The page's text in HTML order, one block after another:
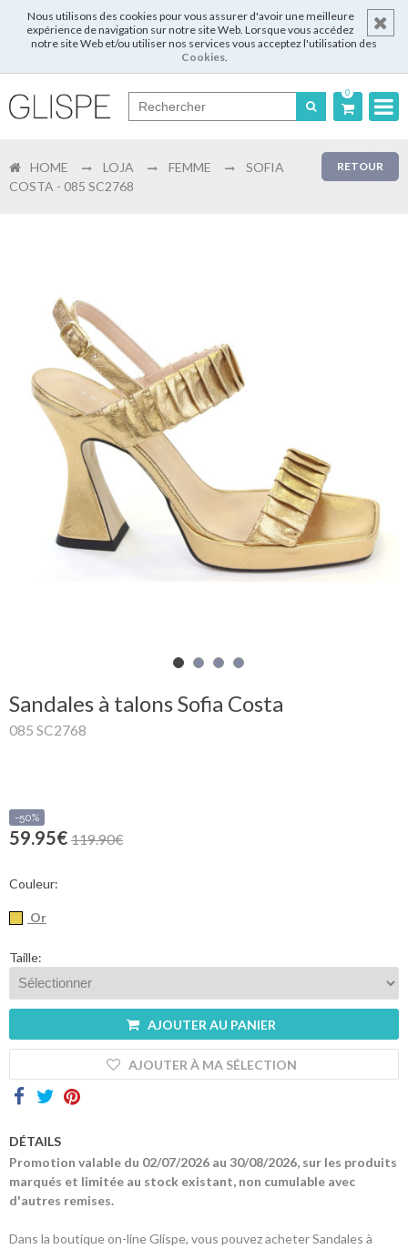
Nous utilisons des cookies pour vous assurer d'avoir une meilleure
expérience de navigation sur notre site Web. Lorsque vous accédez
notre site Web et/ou utiliser nos services vous acceptez l'utilisation des
Cookies.
0
English
Login
Enregistrer
Mon
panier
Glispe
Femme
RETOUR
HOME LOJA FEMME
SOFIA
COSTA - 085 SC2768
Sandales à talons Sofia Costa
085 SC2768
-50%
59.95€ 119.90€
Couleur:
Or
Taille:
AJOUTER AU PANIER
AJOUTER À MA SÉLECTION
DÉTAILS
Promotion valable du 02/07/2026 au 30/08/2026, sur les produits
marqués et limitée au stock existant, non cumulable avec
d'autres remises.
Dans la boutique on-line Glispe, vous pouvez acheter Sandales à